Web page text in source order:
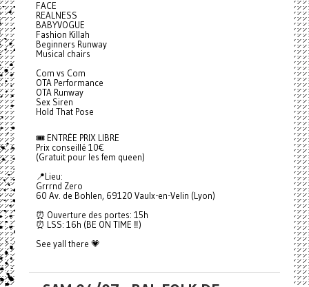
FACE
REALNESS
BABYVOGUE
Fashion Killah
Beginners Runway
Musical chairs
Com vs Com
OTA Performance
OTA Runway
Sex Siren
Hold That Pose
🎟️ ENTRÉE PRIX LIBRE
Prix conseillé 10€
(Gratuit pour les fem queen)
📍Lieu:
Grrrnd Zero
60 Av. de Bohlen, 69120 Vaulx-en-Velin (Lyon)
⏰ Ouverture des portes: 15h
⏰ LSS: 16h (BE ON TIME ‼️)
See yall there 💗